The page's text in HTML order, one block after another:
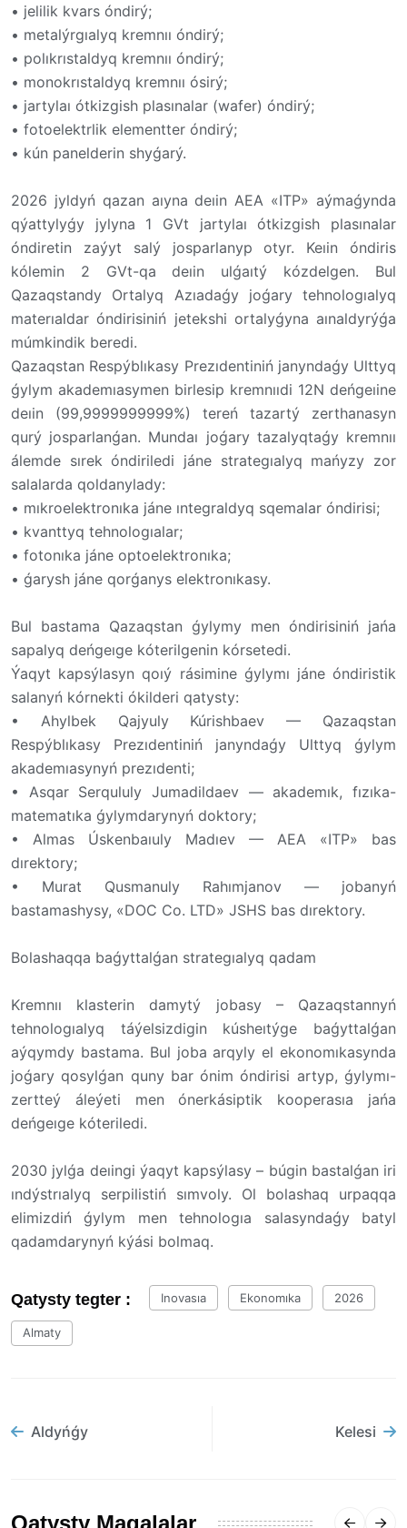
• jelilik kvars óndirý;
• metalýrgıalyq kremnıı óndirý;
• polıkrıstaldyq kremnıı óndirý;
• monokrıstaldyq kremnıı ósirý;
• jartylaı ótkizgish plasınalar (wafer) óndirý;
• fotoelektrlik elementter óndirý;
• kún panelderin shyǵarý.
2026 jyldyń qazan aıyna deıin AEA «ITP» aýmaǵynda
qýattylyǵy jylyna 1 GVt jartylaı ótkizgish plasınalar
óndiretin zaýyt salý josparlanyp otyr. Keıin óndiris
kólemin 2 GVt-qa deıin ulǵaıtý kózdelgen. Bul
Qazaqstandy Ortalyq Azıadaǵy joǵary tehnologıalyq
materıaldar óndirisiniń jetekshi ortalyǵyna aınaldyrýǵa
múmkindik beredi.
Qazaqstan Respýblıkasy Prezıdentiniń janyndaǵy Ulttyq
ǵylym akademıasymen birlesip kremnııdi 12N deńgeıine
deıin (99,9999999999%) tereń tazartý zerthanasyn
qurý josparlanǵan. Mundaı joǵary tazalyqtaǵy kremnıı
álemde sırek óndiriledi jáne strategıalyq mańyzy zor
salalarda qoldanylady:
• mıkroelektronıka jáne ıntegraldyq sqemalar óndirisi;
• kvanttyq tehnologıalar;
• fotonıka jáne optoelektronıka;
• ǵarysh jáne qorǵanys elektronıkasy.
Bul bastama Qazaqstan ǵylymy men óndirisiniń jańa
sapalyq deńgeıge kóterilgenin kórsetedi.
Ýaqyt kapsýlasyn qoıý rásimine ǵylymı jáne óndiristik
salanyń kórnekti ókilderi qatysty:
• Ahylbek Qajyuly Kúrishbaev — Qazaqstan
Respýblıkasy Prezıdentiniń janyndaǵy Ulttyq ǵylym
akademıasynyń prezıdenti;
• Asqar Serqululy Jumadildaev — akademık, fızıka-
matematıka ǵylymdarynyń doktory;
• Almas Úskenbaıuly Madıev — AEA «ITP» bas
dırektory;
• Murat Qusmanuly Rahımjanov — jobanyń
bastamashysy, «DOC Co. LTD» JSHS bas dırektory.
Bolashaqqa baǵyttalǵan strategıalyq qadam
Kremnıı klasterin damytý jobasy – Qazaqstannyń
tehnologıalyq táýelsizdigin kúsheıtýge baǵyttalǵan
aýqymdy bastama. Bul joba arqyly el ekonomıkasynda
joǵary qosylǵan quny bar ónim óndirisi artyp, ǵylymı-
zertteý áleýeti men ónerkásiptik kooperasıa jańa
deńgeıge kóteriledi.
2030 jylǵa deıingi ýaqyt kapsýlasy – búgin bastalǵan iri
ındýstrıalyq serpilistiń sımvoly. Ol bolashaq urpaqqa
elimizdiń ǵylym men tehnologıa salasyndaǵy batyl
qadamdarynyń kýási bolmaq.
Qatysty tegter : Inovasıa Ekonomıka 2026
Almaty
Aldyńǵy Kelesi